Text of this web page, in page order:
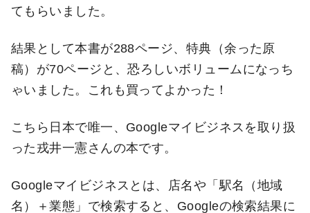
てもらいました。
結果として本書が288ページ、特典（余った原
稿）が70ページと、恐ろしいボリュームになっち
ゃいました。これも買ってよかった！
こちら日本で唯一、Googleマイビジネスを取り扱
った戎井一憲さんの本です。
Googleマイビジネスとは、店名や「駅名（地域
名）＋業態」で検索すると、Googleの検索結果に